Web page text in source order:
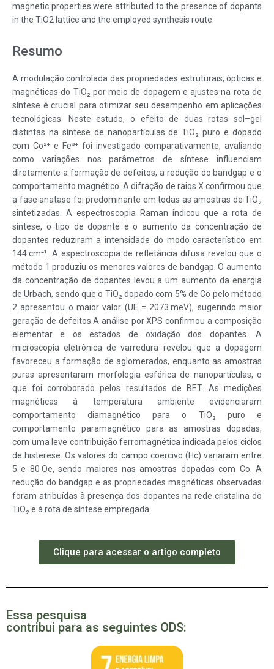
magnetic properties were attributed to the presence of dopants
in the TiO2 lattice and the employed synthesis route.
Resumo
A modulação controlada das propriedades estruturais, ópticas e
magnéticas do TiO₂ por meio de dopagem e ajustes na rota de
síntese é crucial para otimizar seu desempenho em aplicações
tecnológicas. Neste estudo, o efeito de duas rotas sol–gel
distintas na síntese de nanopartículas de TiO₂ puro e dopado
com Co²⁺ e Fe³⁺ foi investigado comparativamente, avaliando
como variações nos parâmetros de síntese influenciam
diretamente a formação de defeitos, a redução do bandgap e o
comportamento magnético.A difração de raios X confirmou que
a fase anatase foi predominante em todas as amostras de TiO₂
sintetizadas. A espectroscopia Raman indicou que a rota de
síntese, o tipo de dopante e o aumento da concentração de
dopantes reduziram a intensidade do modo característico em
144 cm⁻¹. A espectroscopia de refletância difusa revelou que o
método 1 produziu os menores valores de bandgap. O aumento
da concentração de dopantes levou a um aumento da energia
de Urbach, sendo que o TiO₂ dopado com 5% de Co pelo método
2 apresentou o maior valor (UE = 2073 meV), sugerindo maior
geração de defeitos. A análise por XPS confirmou a composição
elementar e os estados de oxidação dos dopantes. A
microscopia eletrônica de varredura revelou que a dopagem
favoreceu a formação de aglomerados, enquanto as amostras
puras apresentaram morfologia esférica de nanopartículas, o
que foi corroborado pelos resultados de BET. As medições
magnéticas à temperatura ambiente evidenciaram
comportamento diamagnético para o TiO₂ puro e
comportamento paramagnético para as amostras dopadas,
com uma leve contribuição ferromagnética indicada pelos ciclos
de histerese.Os valores do campo coercivo (Hc) variaram entre
5 e 80 Oe, sendo maiores nas amostras dopadas com Co. A
redução do bandgap e as propriedades magnéticas observadas
foram atribuídas à presença dos dopantes na rede cristalina do
TiO₂ e à rota de síntese empregada.
Clique para acessar o artigo completo
Essa pesquisa
contribui para as seguintes ODS: